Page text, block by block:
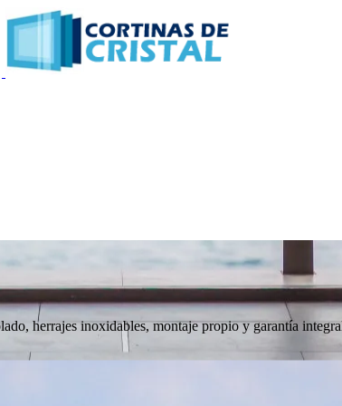
herrajes inoxidables, montaje propio y garantía